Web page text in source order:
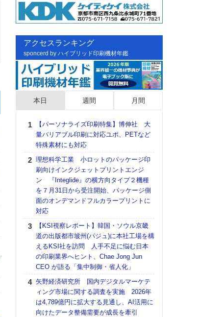
アクセスランキング
sponcerd by ハイブリッド印刷機材年鑑
本日 週間 月間
【パーソナライズ印刷特集】博伸社 大
量バリアブル印刷に対応ユポ、PETなど
特殊素材にも対応
理想科学工業 小ロットのパッケージ印
刷向けインクジェットプリントエンジ
ン 『Integlide』の横方向タイプ２機種
を７月31日から受注開始、パッケージ側
面のオンデマンドフルカラープリントに
対応
【KSI視察レポート】韓国・ソウル京畿
道の出版都市坡州(パジュ)に本社工場を構
えるKSI社を訪問 人手不足に悩む日本
の印刷業界へヒント、Chae Jong Jun
CEO が語る「集中制御・省人化」
矢野経済研究所 国内デジタルマーケテ
ィング市場に関する調査を実施 2026年
は4,789億円に拡大する見通し、AI活用に
向けたデータ整備需要が成長を牽引